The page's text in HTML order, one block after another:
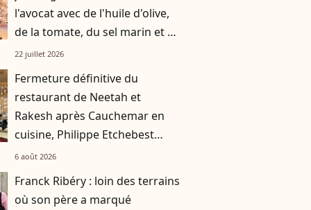
l'avocat avec de l'huile d'olive,
de la tomate, du sel marin et un
smoothie"
22 juillet 2026
Fermeture définitive du
restaurant de Neetah et
Rakesh après Cauchemar en
cuisine, Philippe Etchebest
pensait les avoir sauvés
6 août 2026
Franck Ribéry : loin des terrains
où son père a marqué